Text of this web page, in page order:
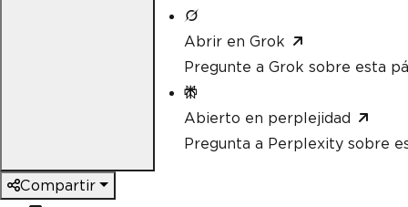
Abrir en Grok
Pregunte a Grok sobre esta
Abierto en perplejidad
Pregunta a Perplexity sobre
Compartir